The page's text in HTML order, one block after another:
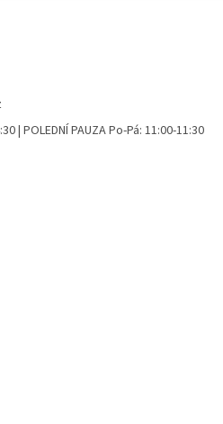
| POLEDNÍ PAUZA Po-Pá: 11:00-11:30